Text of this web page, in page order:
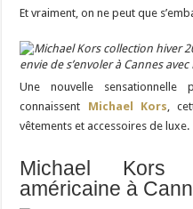
Et vraiment, on ne peut que
envie de s’envoler à Cannes
Une nouvelle
connaissent Michael Kors,
vêtements et accessoires de luxe.
Michael
américaine à